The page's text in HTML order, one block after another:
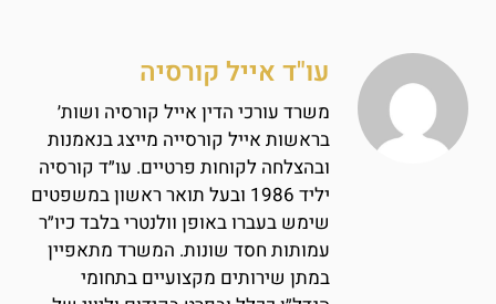
עו"ד אייל קורסיה
משרד עורכי הדין אייל קורסיה ושות׳
בראשות אייל קורסייה מייצג בנאמנות
ובהצלחה לקוחות פרטיים. עו״ד קורסיה
יליד 1986 ובעל תואר ראשון במשפטים
שימש בעברו באופן וולנטרי בלבד כיו״ר
עמותות חסד שונות. המשרד מתאפיין
במתן שירותים מקצועיים בתחומי